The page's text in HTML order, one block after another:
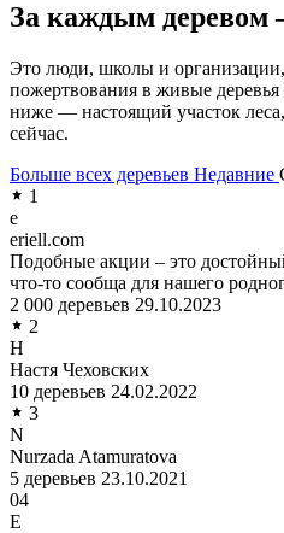
За каждым
Это люди, школы и
пожертвования в живые
ниже — настоящий участок
сейчас.
Больше всех деревьев Недавние
1
e
eriell.com
Подобные акции – это
что-то сообща для нашего
2 000 деревьев 29.10.2023
2
Н
Настя Чеховских
10 деревьев 24.02.2022
3
N
Nurzada Atamuratova
5 деревьев 23.10.2021
04
Е